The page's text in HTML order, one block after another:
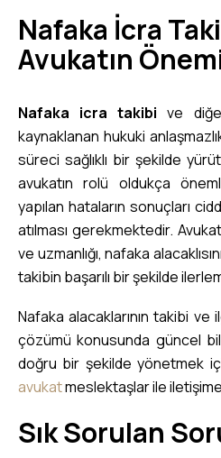
Nafaka İcra
Avukatın
Nafaka icra takibi ve
kaynaklanan hukuki
süreci sağlıklı bir şekilde
avukatın rolü oldukça
yapılan hataların sonuçları
atılması gerekmektedir.
ve uzmanlığı, nafaka
takibin başarılı bir şekilde
Nafaka alacaklarının takibi ve
çözümü konusunda güncel
doğru bir şekilde yönetmek
avukatmeslektaşlar ile
Sık Sorulan